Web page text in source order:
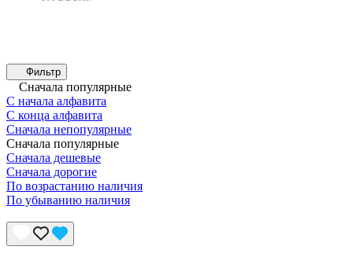
Фильтр
Сначала популярные
С начала алфавита
С конца алфавита
Сначала непопулярные
Сначала популярные
Сначала дешевые
Сначала дорогие
По возрастанию наличия
По убыванию наличия